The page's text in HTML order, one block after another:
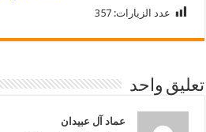
عدد الزيارات: 357
تعليق واحد
عماد آل عبيدان